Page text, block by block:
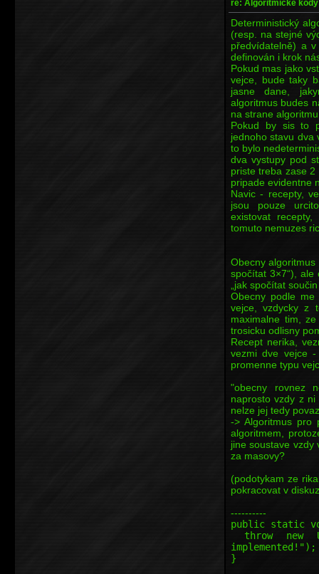
re: Algoritmické kódy
Deterministický
(resp. na stejné
předvídatelně) a
definován i krok
Pokud mas jako
vejce, bude taky
jasne dane,
algoritmus budes
na strane
Pokud by sis to
jednoho stavu dva
to bylo
dva vystupy pod
priste treba zase
pripade evidentne
Navic - recepty,
jsou pouze
existovat
tomuto nemuzes
Obecny
spočítat 3×7“),
„jak spočítat
Obecny podle
vejce, vzdycky z
maximalne tim,
trosicku odlisny
Recept nerika,
vezmi dve vejce
promenne typu
"obecny rovnez
naprosto vzdy z
nelze jej tedy
-> Algoritmus pro
algoritmem,
jine soustave vzdy
za masovy?
(podotykam ze
pokracovat v
----------
public static
throw new
implemented!");
}